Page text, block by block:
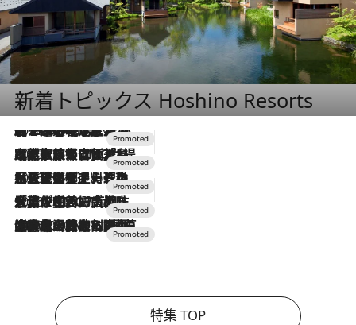
新着トピックス Hoshino Resorts
2026.8.7
【トンボの足水浴】ヒノキの香りに包まれて涼感マックス！約13℃の湧水かけ流しを避暑地「星野温泉 トンボの湯」で体験
2026.7.31
【ホテル帰省】という選択肢をOMOが提案。家族とほどよい距離を保つには「昼は実家、夜は気兼ねなくホテルで！」
2026.7.24
【夏限定ディナーコース】旬を迎える稚鮎や花ズッキーニなどをイタリア・トスカーナの郷土料理の手法で満喫！
2026.7.17
「土佐和ハーブかき氷」がOMO7高知に登場！生姜、山椒、大葉など目にも舌にも涼を呼ぶ郷土の味
2026.7.10
NEW OPEN！【界 草津】名湯の地に誕生。趣の異なる2種の温泉と上州ならではの会席・蕎麦割烹など美食を味わう究極の癒やし旅
特集 TOP